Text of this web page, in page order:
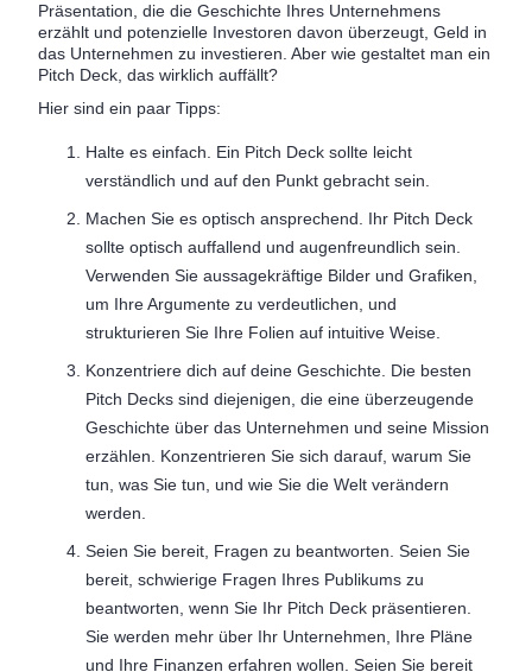
Präsentation, die die Geschichte Ihres Unternehmens
erzählt und potenzielle Investoren davon überzeugt, Geld in
das Unternehmen zu investieren. Aber wie gestaltet man ein
Pitch Deck, das wirklich auffällt?
Hier sind ein paar Tipps:
Halte es einfach. Ein Pitch Deck sollte leicht
verständlich und auf den Punkt gebracht sein.
Machen Sie es optisch ansprechend. Ihr Pitch Deck
sollte optisch auffallend und augenfreundlich sein.
Verwenden Sie aussagekräftige Bilder und Grafiken,
um Ihre Argumente zu verdeutlichen, und
strukturieren Sie Ihre Folien auf intuitive Weise.
Konzentriere dich auf deine Geschichte. Die besten
Pitch Decks sind diejenigen, die eine überzeugende
Geschichte über das Unternehmen und seine Mission
erzählen. Konzentrieren Sie sich darauf, warum Sie
tun, was Sie tun, und wie Sie die Welt verändern
werden.
Seien Sie bereit, Fragen zu beantworten. Seien Sie
bereit, schwierige Fragen Ihres Publikums zu
beantworten, wenn Sie Ihr Pitch Deck präsentieren.
Sie werden mehr über Ihr Unternehmen, Ihre Pläne
und Ihre Finanzen erfahren wollen. Seien Sie bereit